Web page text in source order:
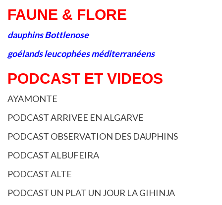
FAUNE & FLORE
dauphins Bottlenose
goélands leucophées méditerranéens
PODCAST ET VIDEOS
AYAMONTE
PODCAST ARRIVEE EN ALGARVE
PODCAST OBSERVATION DES DAUPHINS
PODCAST ALBUFEIRA
PODCAST ALTE
PODCAST UN PLAT UN JOUR LA GIHINJA